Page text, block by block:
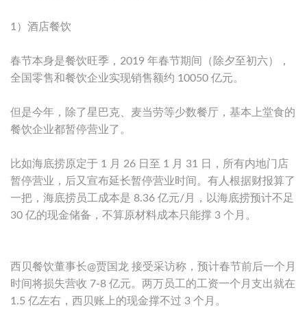
1）酒店餐饮
春节本身是餐饮旺季，2019 年春节期间（除夕至初六），
全国零售和餐饮企业实现销售额约 10050 亿元。
但是今年，除了星巴克、麦当劳等少数餐厅，基本上堂食的
餐饮企业都暂停营业了。
比如海底捞原定于 1 月 26 日至 1 月 31 日，所有内地门店
暂停营业，后又宣布延长暂停营业时间。有人根据财报算了
一把，海底捞员工成本是 8.36 亿元/月，以海底捞预计不足
30 亿的现金储备，不算原材料成本只能撑 3 个月。
西贝餐饮董事长@贾国龙 接受采访称，预计春节前后一个月
时间将损失营收 7-8 亿元。两万员工的工资一个月支出就在
1.5 亿左右，西贝账上的现金撑不过 3 个月。